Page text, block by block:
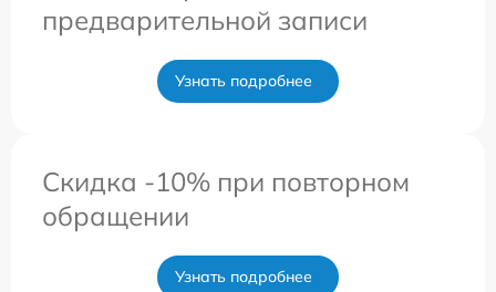
предварительной записи
Узнать подробнее
Скидка -10% при повторном
обращении
Узнать подробнее